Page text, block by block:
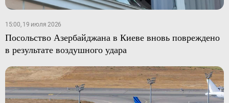
15:00, 19 июля 2026
Посольство Азербайджана в Киеве вновь повреждено
в результате воздушного удара